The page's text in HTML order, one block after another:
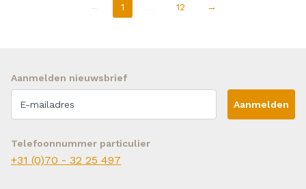
← 1 … 12 →
Telefoonnummer particulier
+31 (0)70 - 32 25 497
Aanmelden nieuwsbrief
Aanmelden